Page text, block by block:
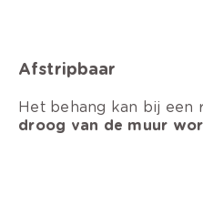
Afstripbaar
Het behang kan bij een
droog van de muur